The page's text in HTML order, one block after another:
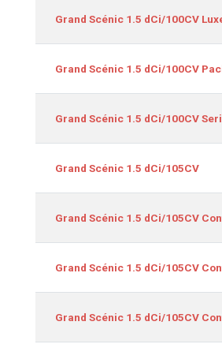
Grand Scénic 1.5 dCi/100CV
Grand Scénic 1.5 dCi/100CV
Grand Scénic 1.5 dCi/100CV
Grand Scénic 1.5 dCi/105CV
Grand Scénic 1.5 dCi/105CV
Grand Scénic 1.5 dCi/105CV
Grand Scénic 1.5 dCi/105CV